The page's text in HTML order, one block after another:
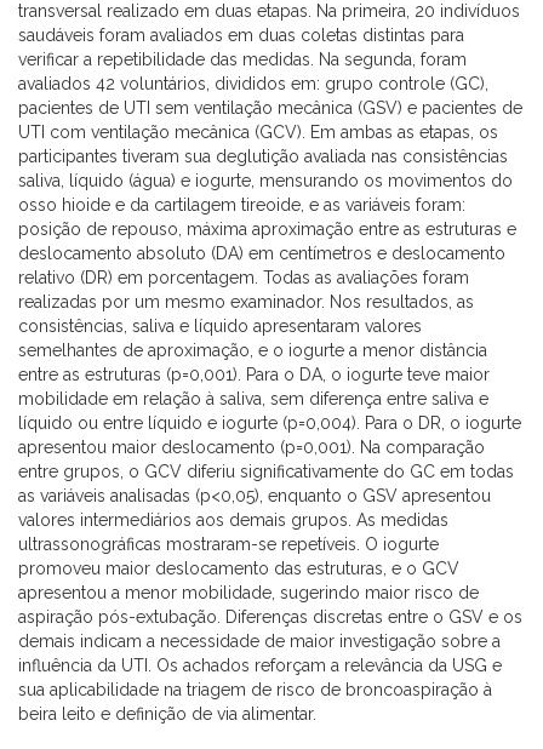
transversal realizado em duas etapas. Na primeira, 20 indivíduos
saudáveis foram avaliados em duas coletas distintas para
verificar a repetibilidade das medidas. Na segunda, foram
avaliados 42 voluntários, divididos em: grupo controle (GC),
pacientes de UTI sem ventilação mecânica (GSV) e pacientes de
UTI com ventilação mecânica (GCV). Em ambas as etapas, os
participantes tiveram sua deglutição avaliada nas consistências
saliva, líquido (água) e iogurte, mensurando os movimentos do
osso hioide e da cartilagem tireoide, e as variáveis foram:
posição de repouso, máxima aproximação entre as estruturas e
deslocamento absoluto (DA) em centímetros e deslocamento
relativo (DR) em porcentagem. Todas as avaliações foram
realizadas por um mesmo examinador. Nos resultados, as
consistências, saliva e líquido apresentaram valores
semelhantes de aproximação, e o iogurte a menor distância
entre as estruturas (p=0,001). Para o DA, o iogurte teve maior
mobilidade em relação à saliva, sem diferença entre saliva e
líquido ou entre líquido e iogurte (p=0,004). Para o DR, o iogurte
apresentou maior deslocamento (p=0,001). Na comparação
entre grupos, o GCV diferiu significativamente do GC em todas
as variáveis analisadas (p<0,05), enquanto o GSV apresentou
valores intermediários aos demais grupos. As medidas
ultrassonográficas mostraram-se repetíveis. O iogurte
promoveu maior deslocamento das estruturas, e o GCV
apresentou a menor mobilidade, sugerindo maior risco de
aspiração pós-extubação. Diferenças discretas entre o GSV e os
demais indicam a necessidade de maior investigação sobre a
influência da UTI. Os achados reforçam a relevância da USG e
sua aplicabilidade na triagem de risco de broncoaspiração à
beira leito e definição de via alimentar.